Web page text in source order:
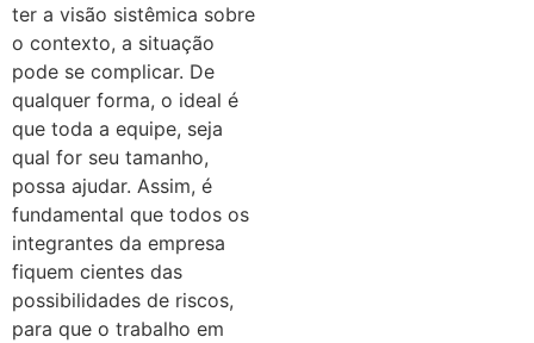
ter a visão sistêmica sobre
o contexto, a situação
pode se complicar. De
qualquer forma, o ideal é
que toda a equipe, seja
qual for seu tamanho,
possa ajudar. Assim, é
fundamental que todos os
integrantes da empresa
fiquem cientes das
possibilidades de riscos,
para que o trabalho em